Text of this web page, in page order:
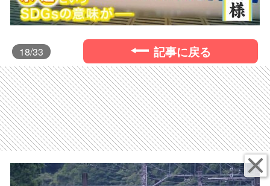
18/33 記事に戻る